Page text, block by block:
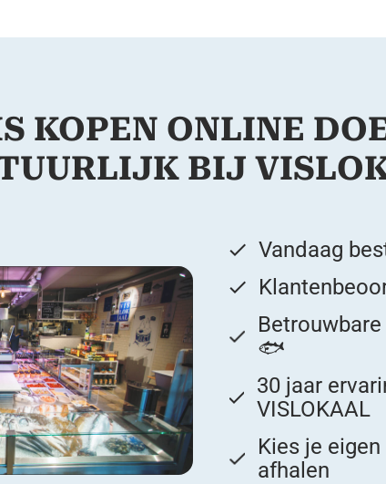
KOPEN ONLINE
BIJ
Vandaag
🐟
30 jaar
VISLOKAAL
Kies je
afhalen